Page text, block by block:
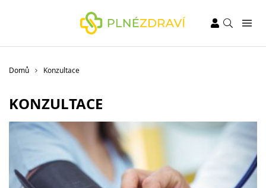
Domů Konzultace
KONZULTACE